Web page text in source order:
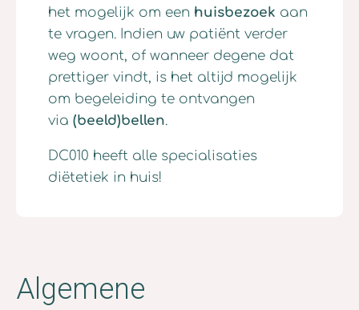
het mogelijk om een huisbezoek aan
te vragen. Indien uw patiënt verder
weg woont, of wanneer degene dat
prettiger vindt, is het altijd mogelijk
om begeleiding te ontvangen
via (beeld)bellen.
DC010 heeft alle specialisaties
diëtetiek in huis!
Algemene